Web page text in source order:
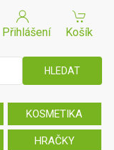
Přihlášení Košík
KOSMETIKA
HRAČKY